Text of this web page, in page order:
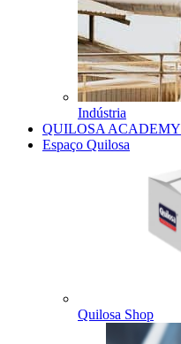
Indústria
QUILOSA ACADEMY
Espaço Quilosa
Quilosa Shop